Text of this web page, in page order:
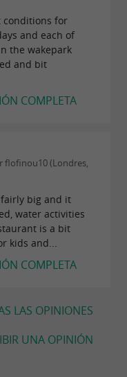
conditions for
and each of
the wakepark
and bit
COMPLETA
flofinou10 (Londres,
fairly big and it
water activities
is a bit
kids and...
COMPLETA
LAS OPINIONES
UNA OPINIÓN